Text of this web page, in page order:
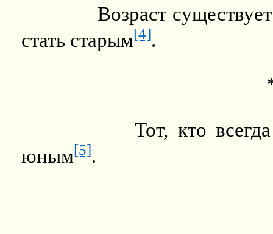
Возраст
стать старым[4].
Тот, кто
юным[5].